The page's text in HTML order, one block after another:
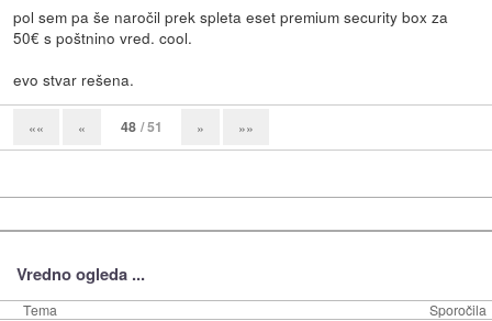
pol sem pa še naročil prek spleta eset premium security box za
50€ s poštnino vred. cool.
evo stvar rešena.
«« « 48 / 51 » »»
Vredno ogleda ...
Tema Sporočila